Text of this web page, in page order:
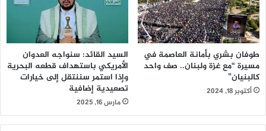
طوفان بشري بأمانة العاصمة في
مسيرة “مع غزة ولبنان.. صف واحد
كالبنيان”
أكتوبر 18, 2024
السيد القائد: سنواجه العدوان
الأمريكي باستهداف قطعه البحرية
وإذا استمر سننتقل إلى خيارات
تصعيدية إضافية
مارس 16, 2025